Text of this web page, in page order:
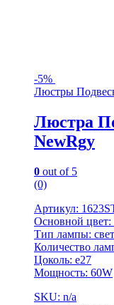
-5%
Люстры
Люстра
NewRgy
0 out of 5
(0)
Артикул:
Основной цвет:
Тип лампы:
Количество
Цоколь: е27
Мощность: 60W
SKU: n/a